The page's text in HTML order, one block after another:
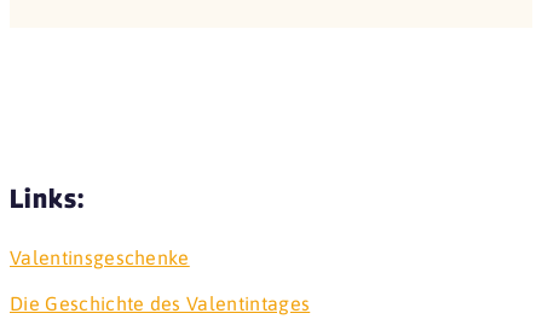
Links:
Valentinsgeschenke
Die Geschichte des Valentintages